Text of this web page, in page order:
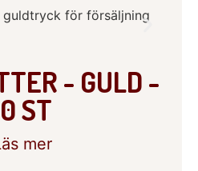
- GULD -
ST
mer